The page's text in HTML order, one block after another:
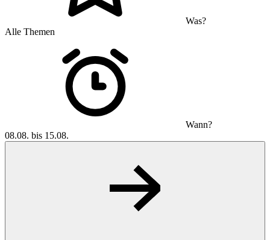
Was?
Alle Themen
Wann?
08.08. bis 15.08.